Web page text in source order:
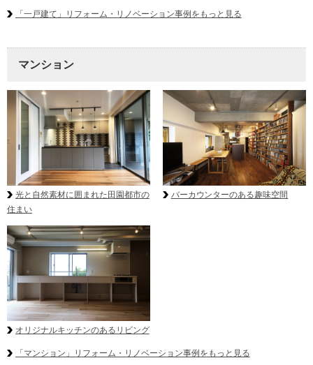
「一戸建て」リフォーム・リノベーション事例をもっと見る
マンション
光と自然素材に囲まれた田園都市の
住まい
バーカウンターのある趣味空間
オリジナルキッチンのあるリビング
「マンション」リフォーム・リノベーション事例をもっと見る